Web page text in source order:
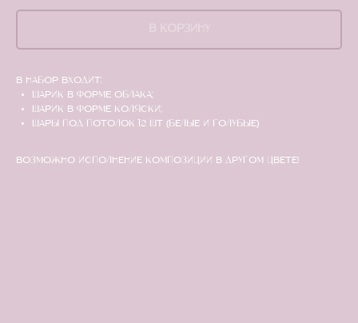
В набор входит:
Шарик в форме облака;
Шарик в форме коляски;
Шары под потолок 12 шт (белые и голубые)
Возможно исполнение композиции в другом цвете!